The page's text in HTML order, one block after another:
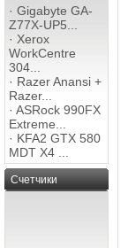
· Gigabyte GA-
Z77X-UP5...
· Xerox
WorkCentre
304...
· Razer Anansi +
Razer...
· ASRock 990FX
Extreme...
· KFA2 GTX 580
MDT X4 ...
Счетчики